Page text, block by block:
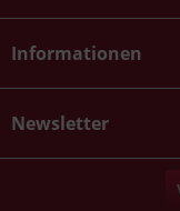
Informationen
Newsletter